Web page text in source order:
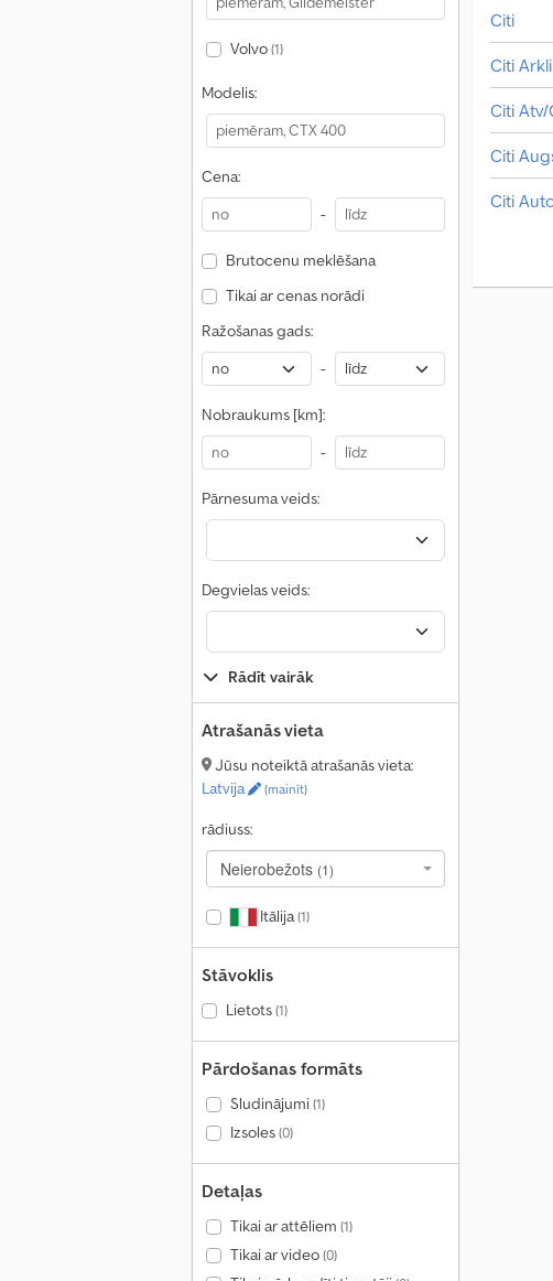
Volvo(1)
Modelis:
Cena:
-
Brutocenu meklēšana
Tikai ar cenas norādi
Ražošanas gads:
-
Nobraukums [km]:
-
Pārnesuma veids:
Degvielas veids:
Rādīt vairāk
Atrašanās vieta
Jūsu noteiktā atrašanās vieta:
Latvija
(mainīt)
rādiuss:
Neierobežots (1)
Itālija(1)
Stāvoklis
Lietots(1)
Pārdošanas formāts
Sludinājumi(1)
Izsoles(0)
Detaļas
Tikai ar attēliem (1)
Tikai ar video(0)
Citi
Citi Arkli
Citi
Citi
Citi